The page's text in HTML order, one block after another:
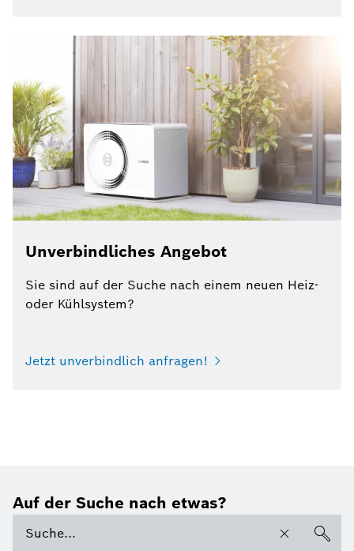
Unverbindliches Angebot
Sie sind auf der Suche nach einem neuen Heiz-
oder Kühlsystem?
Jetzt unverbindlich anfragen!
Auf der Suche nach etwas?